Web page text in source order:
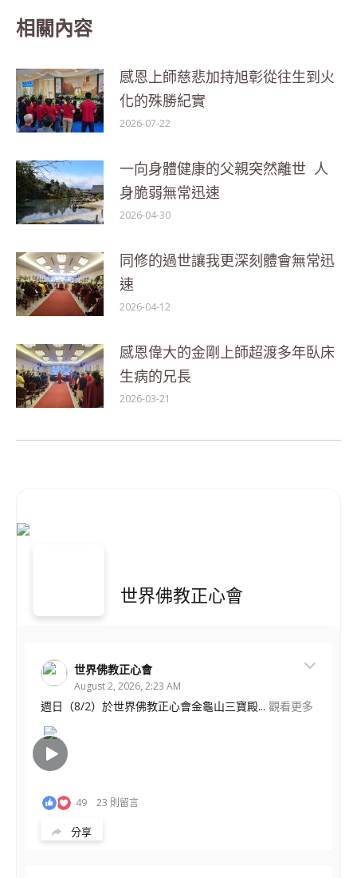
相關內容
感恩上師慈悲加持旭彰從往生到火
化的殊勝紀實
2026-07-22
一向身體健康的父親突然離世 人
身脆弱無常迅速
2026-04-30
同修的過世讓我更深刻體會無常迅
速
2026-04-12
感恩偉大的金剛上師超渡多年臥床
生病的兄長
2026-03-21
世界佛教正心會
世界佛教正心會
August 2, 2026, 2:23 AM
週日（8/2）於世界佛教正心會金龜山三寶殿... 觀看更多
49 23 則留言
分享